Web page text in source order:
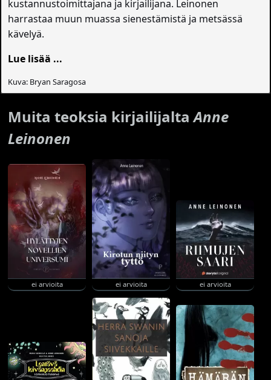
kustannustoimittajana ja kirjailijana. Leinonen
harrastaa muun muassa sienestämistä ja metsässä
kävelyä.
Lue lisää ...
Kuva: Bryan Saragosa
Muita teoksia kirjailijaltaAnne
Leinonen
ei arvioita ei arvioita ei arvioita